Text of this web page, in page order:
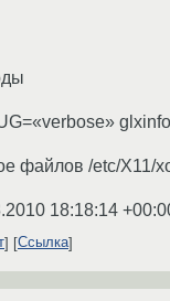
glxinfo
файлов /etc/X11/
18:18:14
Ссылка